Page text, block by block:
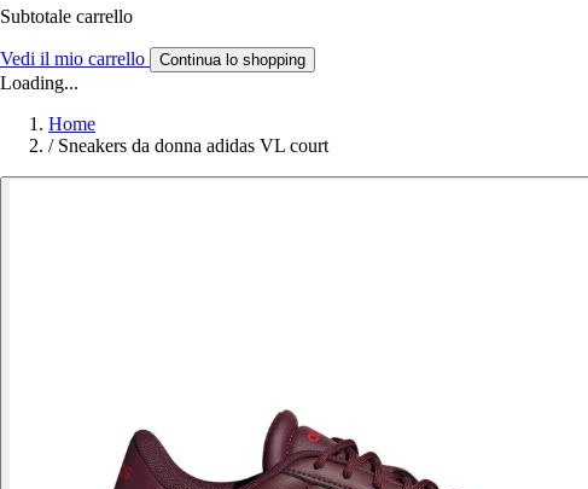
Subtotale carrello
Vedi il mio carrello Continua lo shopping
Loading...
Home
/ Sneakers da donna adidas VL court